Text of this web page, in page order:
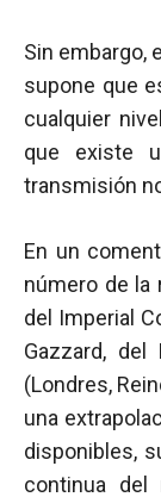
Sin embargo,
supone que
cualquier
que existe
transmisión
En un
número de la
del Imperial
Gazzard,
(Londres,
una
disponibles,
continua